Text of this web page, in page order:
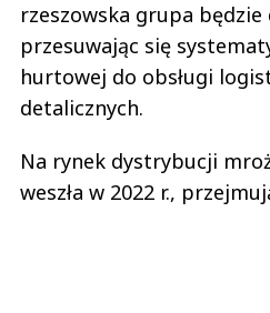
rzeszowska grupa będzie
przesuwając się
hurtowej do obsługi
detalicznych.
Na rynek dystrybucji
weszła w 2022 r.,